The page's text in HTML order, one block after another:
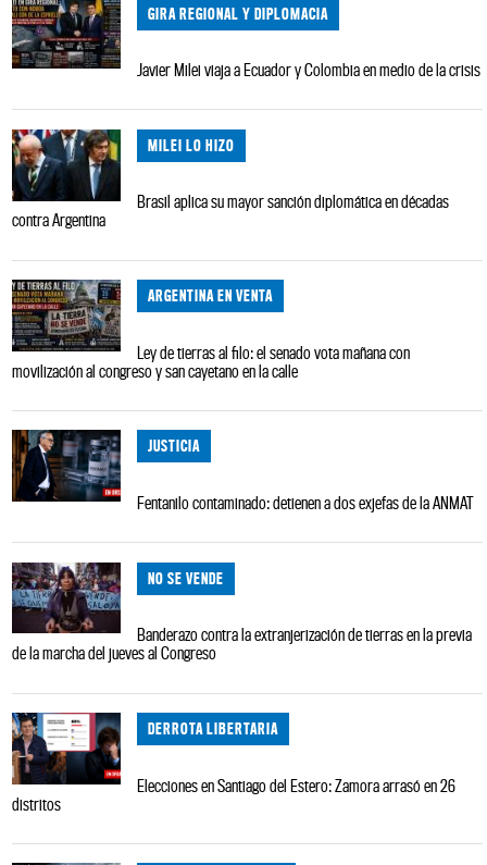
GIRA REGIONAL Y DIPLOMACIA
Javier Milei viaja a Ecuador y Colombia en medio de la crisis
MILEI LO HIZO
Brasil aplica su mayor sanción diplomática en décadas
contra Argentina
ARGENTINA EN VENTA
Ley de tierras al filo: el senado vota mañana con
movilización al congreso y san cayetano en la calle
JUSTICIA
Fentanilo contaminado: detienen a dos exjefas de la ANMAT
NO SE VENDE
Banderazo contra la extranjerización de tierras en la previa
de la marcha del jueves al Congreso
DERROTA LIBERTARIA
Elecciones en Santiago del Estero: Zamora arrasó en 26
distritos